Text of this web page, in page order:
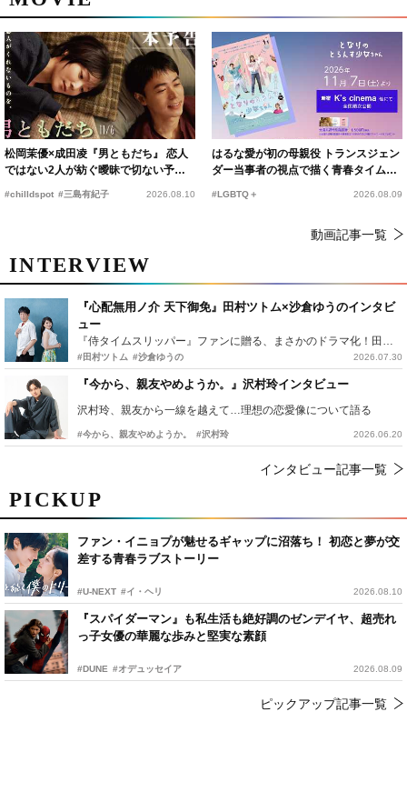
PICKUP
ファン・イニョプが魅せるギャップに沼落ち！ 初恋と夢が交
差する青春ラブストーリー
#U-NEXT #イ・ヘリ 2026.08.10
『スパイダーマン』も私生活も絶好調のゼンデイヤ、超売れ
っ子女優の華麗な歩みと堅実な素顔
#DUNE #オデュッセイア 2026.08.09
ピックアップ記事一覧
松岡茉優×成田凌『男ともだち』 恋人
ではない2人が紡ぐ曖昧で切ない予告
#chilldspot #三島有紀子 2026.08.10
はるな愛が初の母親役 トランスジェン
ダー当事者の視点で描く青春タイムス
#LGBTQ＋ 2026.08.09
動画記事一覧
INTERVIEW
『心配無用ノ介 天下御免』田村ツトム×沙倉ゆうのインタビ
ュー
『侍タイムスリッパー』ファンに贈る、まさかのドラマ化！田村ツトム×沙倉ゆうのが語る『心配無用ノ介』撮影秘話
#田村ツトム #沙倉ゆうの 2026.07.30
『今から、親友やめようか。』沢村玲インタビュー
沢村玲、親友から一線を越えて…理想の恋愛像について語る
#今から、親友やめようか。 #沢村玲 2026.06.20
インタビュー記事一覧